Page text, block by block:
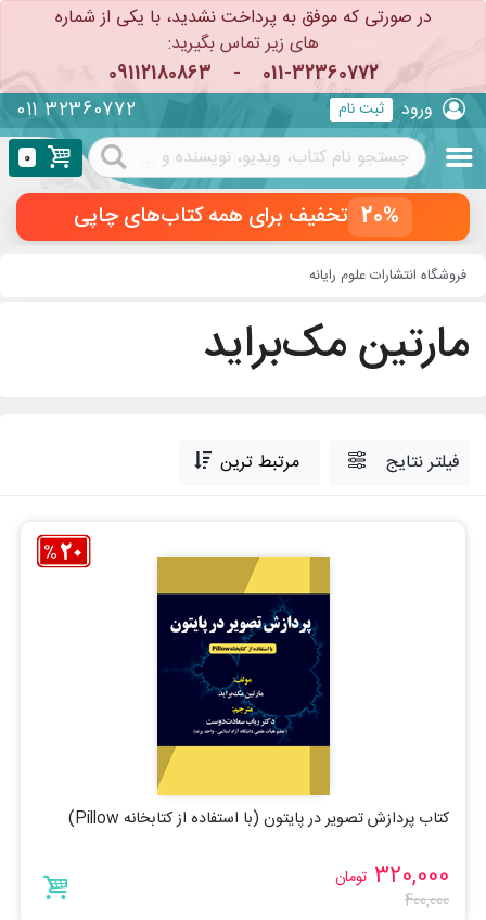
در صورتی که موفق به پرداخت نشدید، با یکی از شماره
های زیر تماس بگیرید:
011-32360772
-
09112180863
ثبت نام ورود 011 32360772
0
20% تخفیف برای همه کتاب‌های چاپی
فروشگاه انتشارات علوم رایانه
مارتین مک‌براید
فیلتر نتایج
کتاب پردازش تصویر در پایتون (با استفاده از کتابخانه Pillow)
320,000 تومان
400,000